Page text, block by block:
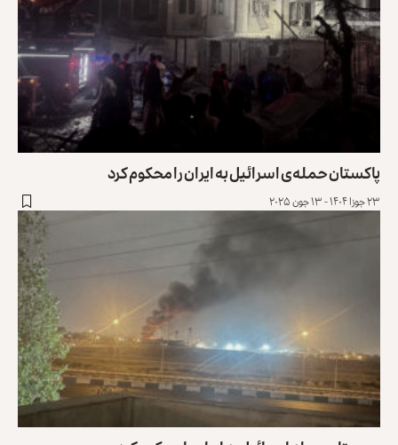
پاکستان حمله‌ی اسرائیل به ایران را محکوم کرد
۲۳ جوزا ۱۴۰۴ - ۱۳ جون ۲۰۲۵